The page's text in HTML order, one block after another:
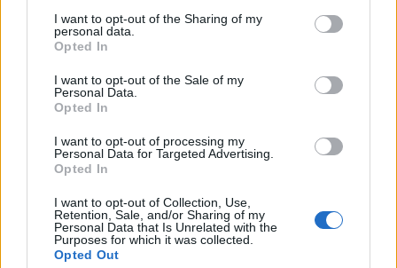
I want to opt-out of the Sharing of my
personal data.
Opted In
I want to opt-out of the Sale of my
Personal Data.
Opted In
I want to opt-out of processing my
Personal Data for Targeted Advertising.
Opted In
I want to opt-out of Collection, Use,
Retention, Sale, and/or Sharing of my
Personal Data that Is Unrelated with the
Purposes for which it was collected.
Opted Out
Κινηματογράφος
“Victory”: Το αντιφασιστικό ποδοσφαιρικό
έπος του John Huston μοιάζει πιο επίκαιρο
από ποτέ
22.06.26
Μια επιστροφή στο "Victory" του John Huston
αποκαλύπτει πώς ένα κλασικό, «έντιμο» πολεμικό-αθλητικό
δράμα για αιχμαλώτους και προπαγάνδα αποκτά σήμερα πιο